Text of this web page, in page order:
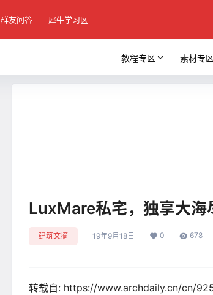
群友问答 犀牛学习区
教程专区 素材专区
LuxMare私宅，独享大海
建筑文摘 19年9月18日 0 678
转载自: https://www.archdaily.cn/cn/